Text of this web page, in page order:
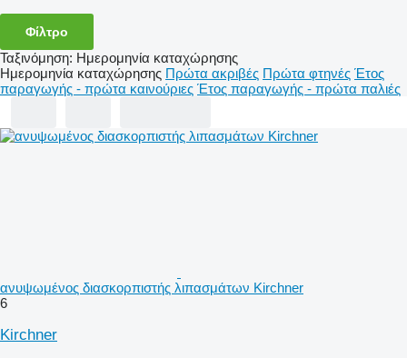
Φίλτρο
Ταξινόμηση: Ημερομηνία καταχώρησης
Ημερομηνία καταχώρησης Πρώτα ακριβές Πρώτα φτηνές Έτος
παραγωγής - πρώτα καινούριες Έτος παραγωγής - πρώτα παλιές
ανυψωμένος διασκορπιστής λιπασμάτων Kirchner
6
Kirchner